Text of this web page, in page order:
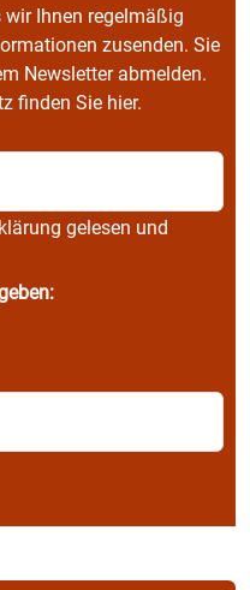
Ihnen regelmäßig
zusenden. Sie
Newsletter abmelden.
finden Sie hier.
gelesen und